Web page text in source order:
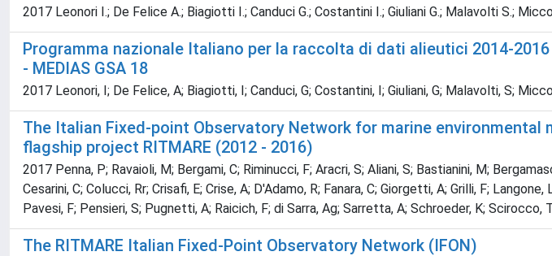
2017 Leonori I.; De Felice A.; Biagiotti I.; Canduci G.; Costantini I.; Giuliani G.; Malavolti S.;
Programma nazionale Italiano per la raccolta di dati alieutici 2014-2016
- MEDIAS GSA 18
2017 Leonori, I; De Felice, A; Biagiotti, I; Canduci, G; Costantini, I; Giuliani, G; Malavolti, S;
The Italian Fixed-point Observatory Network for marine
flagship project RITMARE (2012 - 2016)
2017 Penna, P; Ravaioli, M; Bergami, C; Riminucci, F; Aracri, S; Aliani, S; Bastianini, M;
Cesarini, C; Colucci, Rr; Crisafi, E; Crise, A; D'Adamo, R; Fanara, C; Giorgetti, A; Grilli, F;
Pavesi, F; Pensieri, S; Pugnetti, A; Raicich, F; di Sarra, Ag; Sarretta, A; Schroeder, K; Scirocco,
The RITMARE Italian Fixed-Point Observatory Network (IFON)